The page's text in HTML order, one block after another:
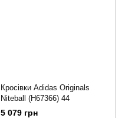
Кросівки Adidas Originals
Niteball (H67366) 44
5 079 грн